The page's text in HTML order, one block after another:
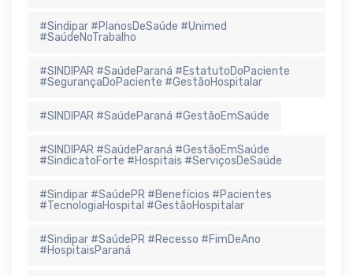
#Sindipar #PlanosDeSaúde #Unimed
#SaúdeNoTrabalho
#SINDIPAR #SaúdeParaná #EstatutoDoPaciente
#SegurançaDoPaciente #GestãoHospitalar
#SINDIPAR #SaúdeParaná #GestãoEmSaúde
#SINDIPAR #SaúdeParaná #GestãoEmSaúde
#SindicatoForte #Hospitais #ServiçosDeSaúde
#Sindipar #SaúdePR #Benefícios #Pacientes
#TecnologiaHospital #GestãoHospitalar
#Sindipar #SaúdePR #Recesso #FimDeAno
#HospitaisParaná